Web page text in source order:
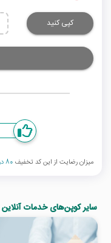
کپی کنید
میزان رضایت از این کد تخفیف 80 درصد
سایر کوپن‌های خدمات آنلاین